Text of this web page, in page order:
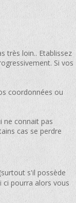
très loin.. Etablissez
Si vos
coordonnées ou
ne connait pas
cas se perdre
s'il possède
ci pourra alors vous